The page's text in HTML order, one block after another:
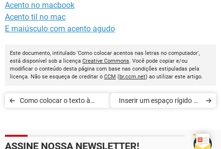
Acento no macbook
Acento til no mac
E maiúsculo com acento agudo
Este documento, intitulado 'Como colocar acentos nas letras no computador',
está disponível sob a licença Creative Commons. Você pode copiar e/ou
modificar o conteúdo desta página com base nas condições estipuladas pela
licença. Não se esqueça de creditar o CCM (br.ccm.net) ao utilizar este artigo.
Como colocar o texto à
Inserir um espaço rígido no
ASSINE NOSSA NEWSLETTER!